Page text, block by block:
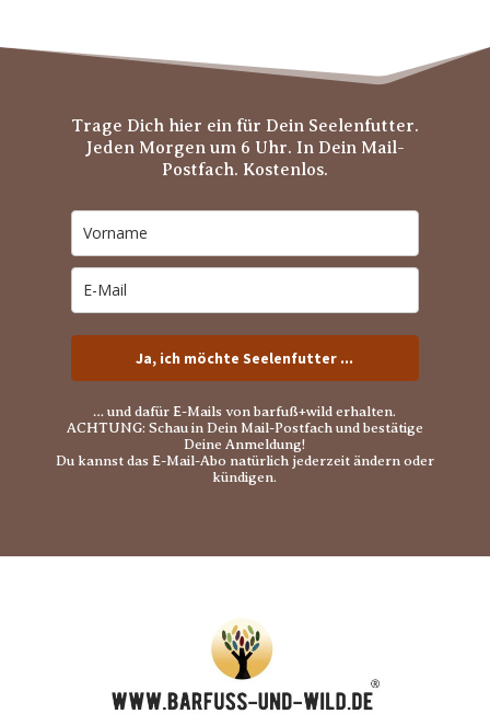
Trage Dich hier ein für Dein Seelenfutter.
Jeden Morgen um 6 Uhr. In Dein Mail-
Postfach. Kostenlos.
Ja, ich möchte Seelenfutter ...
… und dafür E-Mails von barfuß+wild erhalten.
ACHTUNG: Schau in Dein Mail-Postfach und bestätige
Deine Anmeldung!
Du kannst das E-Mail-Abo natürlich jederzeit ändern oder
kündigen.